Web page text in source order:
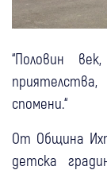
“Половин
спомени.“
От Община
детска